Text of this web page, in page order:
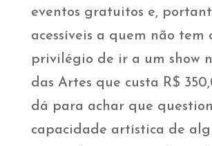
eventos gratuitos e,
acessíveis a quem não tem
privilégio de ir a um show
das Artes que custa R$
dá para achar que
capacidade artística de